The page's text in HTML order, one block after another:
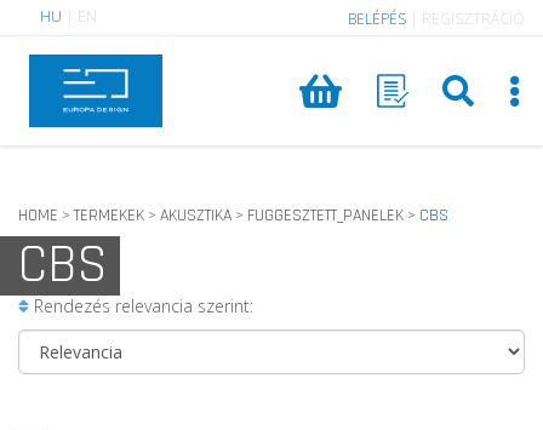
HU EN BELÉPÉS REGISZTRÁCIÓ
HOME > TERMEKEK > AKUSZTIKA > FUGGESZTETT_PANELEK > CBS
CBS
Rendezés relevancia szerint: